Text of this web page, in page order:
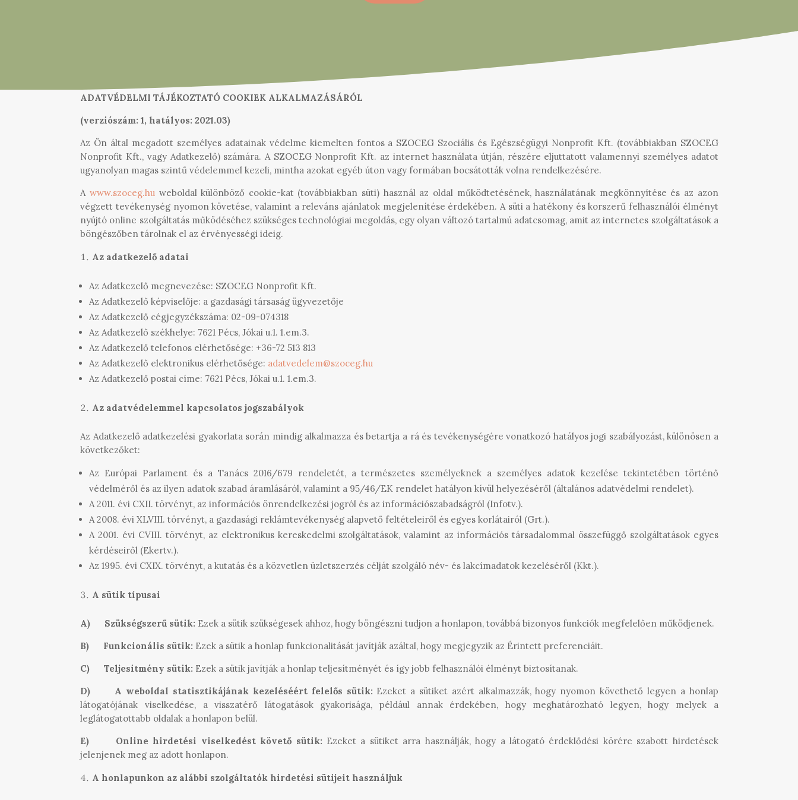
ADATVÉDELMI TÁJÉKOZTATÓ COOKIEK ALKALMAZÁSÁRÓL
(verziószám: 1, hatályos: 2021.03)
Az Ön által megadott személyes adatainak védelme kiemelten fontos a SZOCEG Szociális és Egészségügyi Nonprofit Kft. (továbbiakban SZOCEG
Nonprofit Kft., vagy Adatkezelő) számára. A SZOCEG Nonprofit Kft. az internet használata útján, részére eljuttatott valamennyi személyes adatot
ugyanolyan magas szintű védelemmel kezeli, mintha azokat egyéb úton vagy formában bocsátották volna rendelkezésére.
Awww.szoceg.hu weboldal különböző cookie-kat (továbbiakban süti) használ az oldal működtetésének, használatának megkönnyítése és az azon
végzett tevékenység nyomon követése, valamint a releváns ajánlatok megjelenítése érdekében. A süti a hatékony és korszerű felhasználói élményt
nyújtó online szolgáltatás működéséhez szükséges technológiai megoldás, egy olyan változó tartalmú adatcsomag, amit az internetes szolgáltatások a
böngészőben tárolnak el az érvényességi ideig.
Az adatkezelő adatai
Az Adatkezelő megnevezése: SZOCEG Nonprofit Kft.
Az Adatkezelő képviselője: a gazdasági társaság ügyvezetője
Az Adatkezelő cégjegyzékszáma: 02-09-074318
Az Adatkezelő székhelye: 7621 Pécs, Jókai u.1. 1.em.3.
Az Adatkezelő telefonos elérhetősége: +36-72 513 813
Az Adatkezelő elektronikus elérhetősége: adatvedelem@szoceg.hu
Az Adatkezelő postai címe: 7621 Pécs, Jókai u.1. 1.em.3.
Az adatvédelemmel kapcsolatos jogszabályok
Az Adatkezelő adatkezelési gyakorlata során mindig alkalmazza és betartja a rá és tevékenységére vonatkozó hatályos jogi szabályozást, különösen a
következőket:
Az Európai Parlament és a Tanács 2016/679 rendeletét, a természetes személyeknek a személyes adatok kezelése tekintetében történő
védelméről és az ilyen adatok szabad áramlásáról, valamint a 95/46/EK rendelet hatályon kívül helyezéséről (általános adatvédelmi rendelet).
A 2011. évi CXII. törvényt, az információs önrendelkezési jogról és az információszabadságról (Infotv.).
A 2008. évi XLVIII. törvényt, a gazdasági reklámtevékenység alapvető feltételeiről és egyes korlátairól (Grt.).
A 2001. évi CVIII. törvényt, az elektronikus kereskedelmi szolgáltatások, valamint az információs társadalommal összefüggő szolgáltatások egyes
kérdéseiről (Ekertv.).
Az 1995. évi CXIX. törvényt, a kutatás és a közvetlen üzletszerzés célját szolgáló név- és lakcímadatok kezeléséről (Kkt.).
A sütik típusai
A) Szükségszerű sütik: Ezek a sütik szükségesek ahhoz, hogy böngészni tudjon a honlapon, továbbá bizonyos funkciók megfelelően működjenek.
B)
Funkcionális sütik: Ezek a sütik a honlap funkcionalitását javítják azáltal, hogy megjegyzik az Érintett preferenciáit.
C)
Teljesítmény sütik: Ezek a sütik javítják a honlap teljesítményét és így jobb felhasználói élményt biztosítanak.
D)
A weboldal statisztikájának kezeléséért felelős sütik: Ezeket a sütiket azért alkalmazzák, hogy nyomon követhető legyen a honlap
látogatójának viselkedése, a visszatérő látogatások gyakorisága, például annak érdekében, hogy meghatározható legyen, hogy melyek a
leglátogatottabb oldalak a honlapon belül.
E)
Online hirdetési viselkedést követő sütik: Ezeket a sütiket arra használják, hogy a látogató érdeklődési körére szabott hirdetések
jelenjenek meg az adott honlapon.
A honlapunkon az alábbi szolgáltatók hirdetési sütijeit használjuk